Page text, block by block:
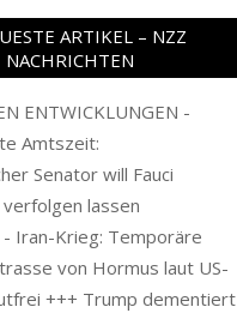
ARTIKEL – NZZ
NACHRICHTEN
ENTWICKLUNGEN -
Amtszeit:
Senator will Fauci
lassen
- Iran-Krieg: Temporäre
von Hormus laut US-
+++ Trump dementiert